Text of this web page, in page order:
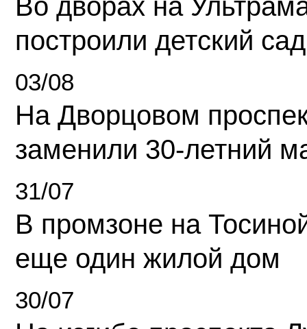
построили детский сад
03/08
На Дворцовом
заменили 30-летний
31/07
В промзоне на
еще один жилой дом
30/07